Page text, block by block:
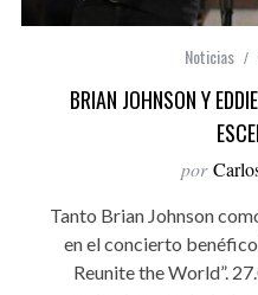
Noticias
BRIAN JOHNSON Y
por
Tanto Brian Johnson
en el concierto
Reunite the World”.